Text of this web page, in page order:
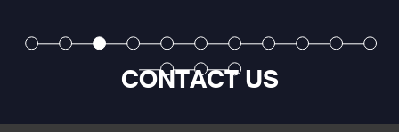
ง่ายที่สุด
Peak มาพร้อมพาสซีฟครอส
โอเวอร์ขนาดกะทัดรัดที่รองรับการ
ต่อแบบ Bi-Amp ออกแบบมาให้
ติดตั้งง่าย (OEM Integration) แต่
ยอดเยี่ยมสำหรับการอัปเกรด
ลำโพงติดรถยนต์เดิมๆ สู่
ประสบการณ์เสียง DLS ที่เป็น
เอกลักษณ์ในราคาที่คุ้มค่า
CONTACT US